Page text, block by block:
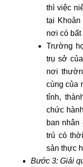
thì việc
tại
nơi có bất
Trường
trụ sở
nơi
cùng của
tỉnh,
chức
ban
trú có
sản thực
Bước 3: Giải